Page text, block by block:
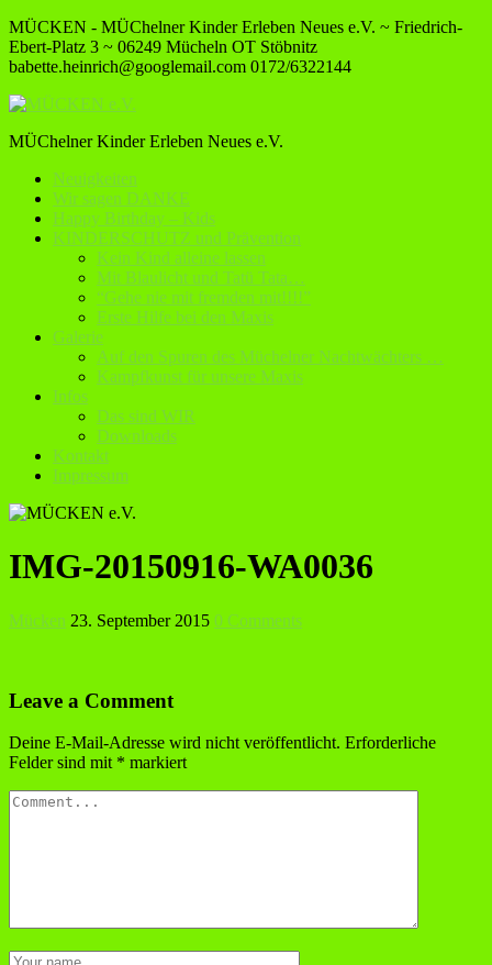
MÜCKEN - MÜChelner Kinder Erleben Neues e.V. ~ Friedrich-
Ebert-Platz 3 ~ 06249 Mücheln OT Stöbnitz
babette.heinrich@googlemail.com 0172/6322144
MÜChelner Kinder Erleben Neues e.V.
Neuigkeiten
Wir sagen DANKE
Happy Birthday – Kids
KINDERSCHUTZ und Prävention
Kein Kind alleine lassen
Mit Blaulicht und Tatü Tata…
“Gehe nie mit fremden mit!!!!”
Erste Hilfe bei den Maxis
Galerie
Auf den Spuren des Müchelner Nachtwächters …
Kampfkunst für unsere Maxis
Infos
Das sind WIR
Downloads
Kontakt
Impressum
IMG-20150916-WA0036
Mücken 23. September 2015 0 Comments
Leave a Comment
Deine E-Mail-Adresse wird nicht veröffentlicht. Erforderliche
Felder sind mit * markiert